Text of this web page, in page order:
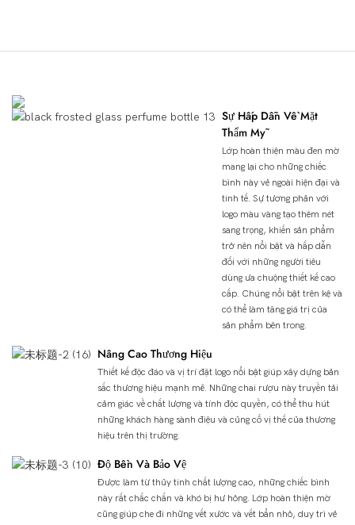
Sự Hấp Dẫn Về Mặt
Thẩm Mỹ
Lớp hoàn thiện màu đen mờ
mang lại cho những chiếc
bình này vẻ ngoài hiện đại và
tinh tế. Sự tương phản với
logo màu vàng tạo thêm nét
sang trọng, khiến sản phẩm
trở nên nổi bật và hấp dẫn
đối với những người tiêu
dùng ưa chuộng thiết kế cao
cấp. Chúng nổi bật trên kệ và
có thể làm tăng giá trị của
sản phẩm bên trong.
Nâng Cao Thương Hiệu
Thiết kế độc đáo và vị trí đặt logo nổi bật giúp xây dựng bản
sắc thương hiệu mạnh mẽ. Những chai rượu này truyền tải
cảm giác về chất lượng và tính độc quyền, có thể thu hút
những khách hàng sành điệu và củng cố vị thế của thương
hiệu trên thị trường.
Độ Bền Và Bảo Vệ
Được làm từ thủy tinh chất lượng cao, những chiếc bình
này rất chắc chắn và khó bị hư hỏng. Lớp hoàn thiện mờ
cũng giúp che đi những vết xước và vết bẩn nhỏ, duy trì vẻ